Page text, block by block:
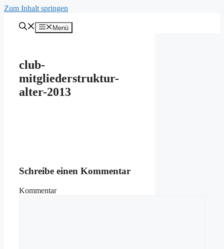
Zum Inhalt springen
Menü
club-
mitgliederstruktur-
alter-2013
Schreibe einen Kommentar
Kommentar